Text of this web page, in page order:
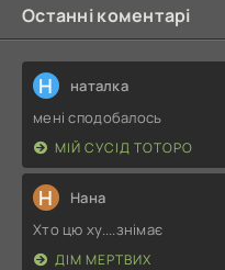
Останні коментарі
Н наталка
мені сподобалось
МІЙ СУСІД ТОТОРО
Н Нана
Хто цю ху....знімає
ДІМ МЕРТВИХ